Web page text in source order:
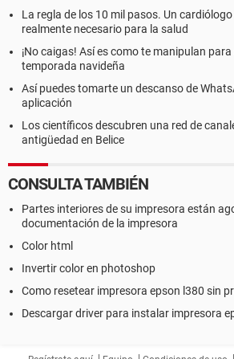
La regla de los 10 mil pasos. Un
realmente necesario para la salud
¡No caigas! Así es como te manipulan
temporada navideña
Así puedes tomarte un descanso de
aplicación
Los científicos descubren una red de
antigüedad en Belice
CONSULTA TAMBIÉN
Partes interiores de su impresora están
documentación de la impresora
Color html
Invertir color en photoshop
Como resetear impresora epson l380 sin
Descargar driver para instalar impresora